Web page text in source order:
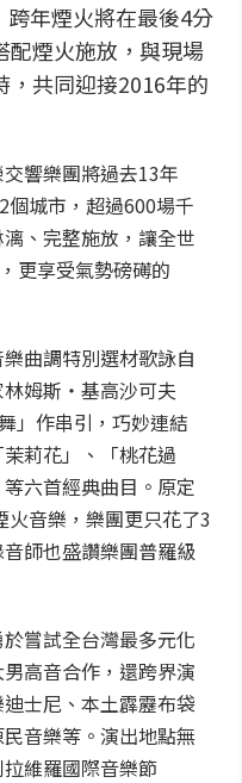
年煙火將在最後4分
配煙火施放，與現場
，共同迎接2016年的
響樂團將過去13年
城市，超過600場千
、完整施放，讓全世
更享受氣勢磅礡的
曲調特別選材歌詠自
林姆斯‧基高沙可夫
」作串引，巧妙連結
茉莉花」、「桃花過
六首經典曲目。原定
音樂，樂團更只花了3
師也盛讚樂團普羅級
嘗試全台灣最多元化
高音合作，還跨界演
士尼、本土霹靂布袋
音樂等。演出地點無
維羅國際音樂節